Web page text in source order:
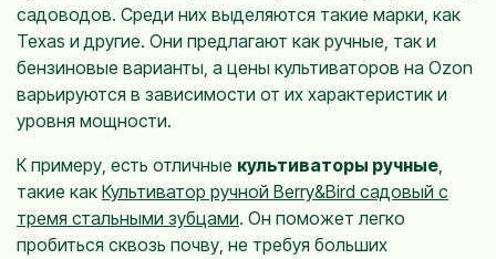
садоводов. Среди них выделяются такие марки, как
Texas и другие. Они предлагают как ручные, так и
бензиновые варианты, а цены культиваторов на Ozon
варьируются в зависимости от их характеристик и
уровня мощности.
К примеру, есть отличные культиваторы ручные,
такие как Культиватор ручной Berry&Bird садовый с
тремя стальными зубцами. Он поможет легко
пробиться сквозь почву, не требуя больших